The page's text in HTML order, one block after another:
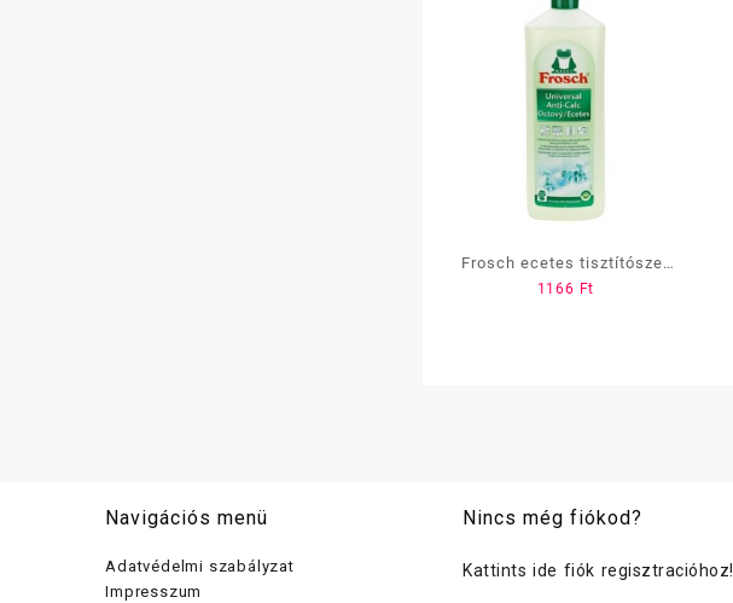
Frosch ecetes tisztítószer
1 L
1166 Ft
Navigációs menü
Adatvédelmi szabályzat
Impresszum
Nincs még fiókod?
Kattints ide fiók regisztracióhoz!